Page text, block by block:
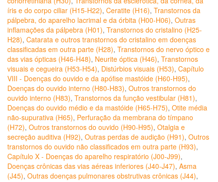
íris e do corpo ciliar (H15-H22), Ceratite (H16), Transtornos da
pálpebra, do aparelho lacrimal e da órbita (H00-H06), Outras
inflamações da pálpebra (H01), Transtornos do cristalino (H25-
H28), Catarata e outros transtornos do cristalino em doenças
classificadas em outra parte (H28), Transtornos do nervo óptico e
das vias ópticas (H46-H48), Neurite óptica (H46), Transtornos
visuais e cegueira (H53-H54), Distúrbios visuais (H53), Capítulo
VIII - Doenças do ouvido e da apófise mastóide (H60-H95),
Doenças do ouvido interno (H80-H83), Outros transtornos do
ouvido interno (H83), Transtornos da função vestibular (H81),
Doenças do ouvido médio e da mastóide (H65-H75), Otite média
não-supurativa (H65), Perfuração da membrana do tímpano
(H72), Outros transtornos do ouvido (H90-H95), Otalgia e
secreção auditiva (H92), Outras perdas de audição (H91), Outros
transtornos do ouvido não classificados em outra parte (H93),
Capítulo X - Doenças do aparelho respiratório (J00-J99),
Doenças crônicas das vias aéreas inferiores (J40-J47), Asma
(J45), Outras doenças pulmonares obstrutivas crônicas (J44),